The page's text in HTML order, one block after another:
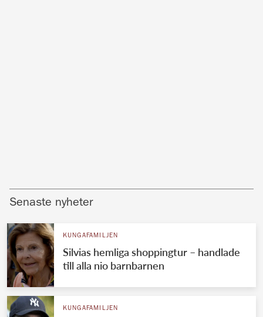
Senaste nyheter
KUNGAFAMILJEN
Silvias hemliga shoppingtur – handlade
till alla nio barnbarnen
KUNGAFAMILJEN